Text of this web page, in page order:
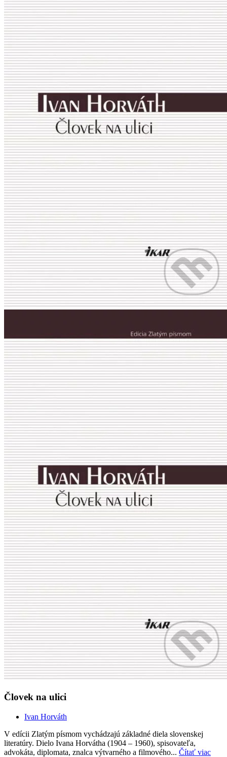
Človek na ulici
Ivan Horváth
V edícii Zlatým písmom vychádzajú základné diela slovenskej
literatúry. Dielo Ivana Horvátha (1904 – 1960), spisovateľa,
advokáta, diplomata, znalca výtvarného a filmového... Čítať viac